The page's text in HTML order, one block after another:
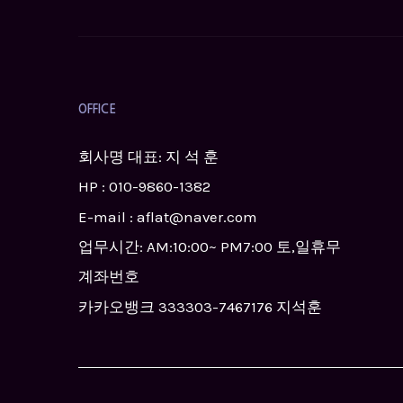
OFFICE
회사명 대표: 지 석 훈
HP : 010-9860-1382
E-mail : aflat@naver.com
업무시간: AM:10:00~ PM7:00 토,일휴무
계좌번호
카카오뱅크 333303-7467176 지석훈